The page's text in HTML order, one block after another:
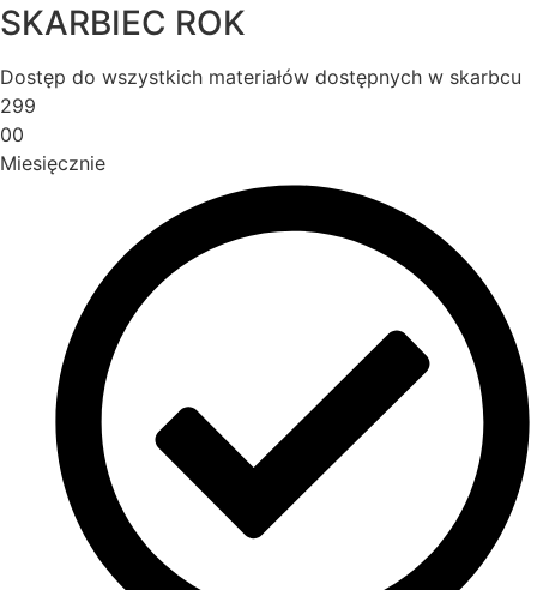
SKARBIEC ROK
Dostęp do wszystkich materiałów dostępnych w skarbcu
299
00
Miesięcznie